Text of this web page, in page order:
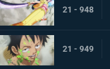
21 - 948
21 - 949